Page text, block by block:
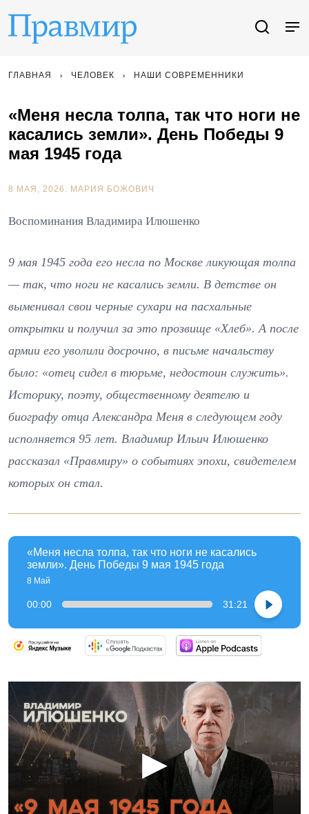
ГЛАВНАЯ ЧЕЛОВЕК НАШИ СОВРЕМЕННИКИ
«Меня несла толпа, так что ноги не
касались земли». День Победы 9
мая 1945 года
8 МАЯ, 2026. МАРИЯ БОЖОВИЧ
Воспоминания Владимира Илюшенко
9 мая 1945 года его несла по Москве ликующая толпа
— так, что ноги не касались земли. В детстве он
выменивал свои черные сухари на пасхальные
открытки и получил за это прозвище «Хлеб». А после
армии его уволили досрочно, в письме начальству
было: «отец сидел в тюрьме, недостоин служить».
Историку, поэту, общественному деятелю и
биографу отца Александра Меня в следующем году
исполняется 95 лет. Владимир Ильич Илюшенко
рассказал «Правмиру» о событиях эпохи, свидетелем
которых он стал.
«Меня несла толпа, так что ноги не касались
земли». День Победы 9 мая 1945 года
8 Май
00:00 31:21
▶